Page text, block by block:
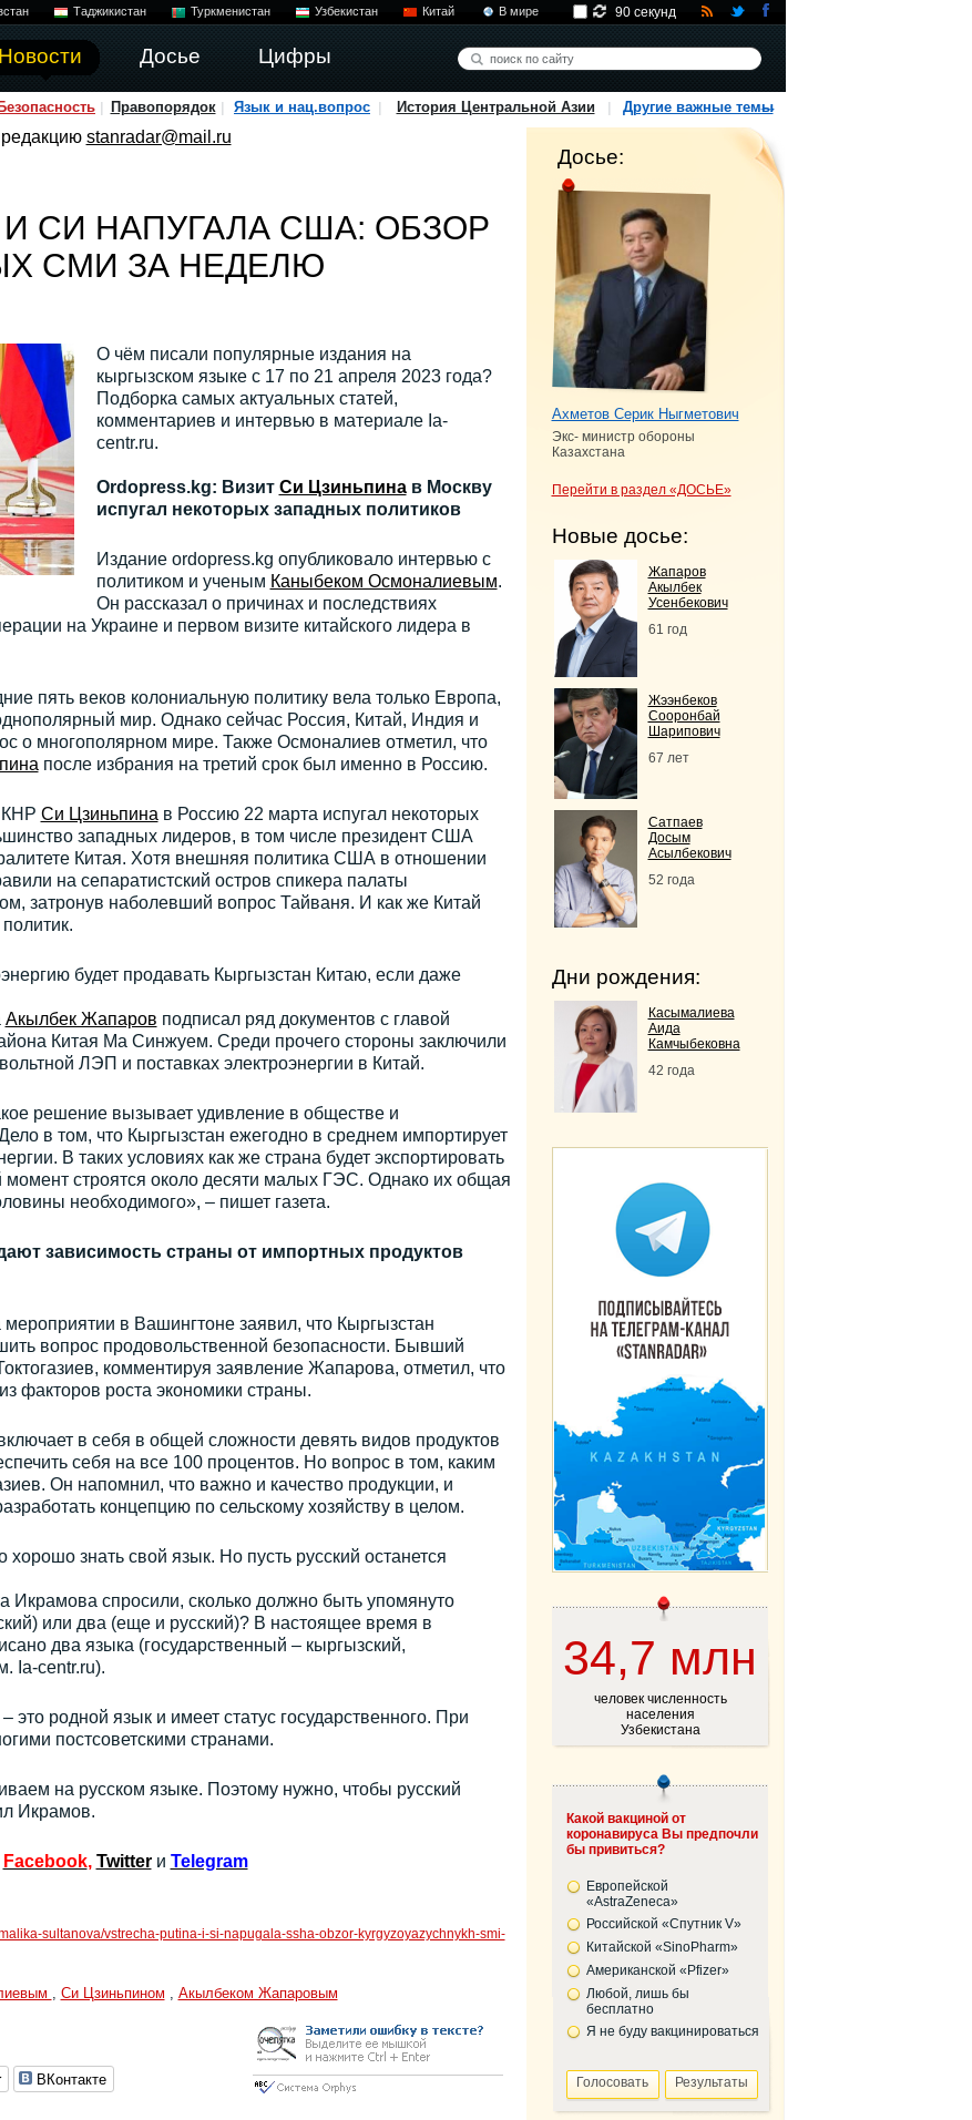
Таджикистан Туркменистан Узбекистан Китай В мире
Новости Досье Цифры
90 секунд
Безопасность Правопорядок Язык и нац.вопрос История Центральной Азии Другие важные темы
stanradar@mail.ru
СИ НАПУГАЛА США: ОБЗОР
СМИ ЗА НЕДЕЛЮ
О чём писали популярные издания на
кыргызском языке с 17 по 21 апреля 2023 года?
Подборка самых актуальных статей,
комментариев и интервью в материале Ia-
centr.ru.
Ordopress.kg: Визит Си Цзиньпинав Москву
испугал некоторых западных политиков
Издание ordopress.kg опубликовало интервью с
политиком и ученым Каныбеком Осмоналиевым.
Он рассказал о причинах и последствиях
на Украине и первом визите китайского лидера в
пять веков колониальную политику вела только Европа,
мир. Однако сейчас Россия, Китай, Индия и
о многополярном мире. Также Осмоналиев отметил, что
после избрания на третий срок был именно в Россию.
КНР Си Цзиньпина в Россию 22 марта испугал некоторых
западных лидеров, в том числе президент США
Китая. Хотя внешняя политика США в отношении
на сепаратистский остров спикера палаты
затронув наболевший вопрос Тайваня. И как же Китай
будет продавать Кыргызстан Китаю, если даже
Акылбек Жапаров подписал ряд документов с главой
Китая Ма Синжуем. Среди прочего стороны заключили
ЛЭП и поставках электроэнергии в Китай.
решение вызывает удивление в обществе и
в том, что Кыргызстан ежегодно в среднем импортирует
В таких условиях как же страна будет экспортировать
строятся около десяти малых ГЭС. Однако их общая
необходимого», – пишет газета.
зависимость страны от импортных продуктов
мероприятии в Вашингтоне заявил, что Кыргызстан
вопрос продовольственной безопасности. Бывший
комментируя заявление Жапарова, отметил, что
факторов роста экономики страны.
в себя в общей сложности девять видов продуктов
себя на все 100 процентов. Но вопрос в том, каким
Он напомнил, что важно и качество продукции, и
концепцию по сельскому хозяйству в целом.
знать свой язык. Но пусть русский останется
Икрамова спросили, сколько должно быть упомянуто
или два (еще и русский)? В настоящее время в
два языка (государственный – кыргызский,
Ia-centr.ru).
это родной язык и имеет статус государственного. При
постсоветскими странами.
на русском языке. Поэтому нужно, чтобы русский
Икрамов.
Facebook, Twitter и Telegram
sultanova/vstrecha-putina-i-si-napugala-ssha-obzor-kyrgyzoyazychnykh-smi-
, Си Цзиньпином , Акылбеком Жапаровым
ВКонтакте
Досье:
Ахметов Серик Ныгметович
Экс- министр обороны
Казахстана
Перейти в раздел «ДОСЬЕ»
Новые досье:
Жапаров
Акылбек
Усенбекович
61 год
Жээнбеков
Сооронбай
Шарипович
67 лет
Сатпаев
Досым
Асылбекович
52 года
Дни рождения:
Касымалиева
Аида
Камчыбековна
42 года
34,7 млн
человек численность
населения
Узбекистана
Какой вакциной от
коронавируса Вы предпочли
бы привиться?
Европейской
«AstraZeneca»
Российской «Спутник V»
Китайской «SinoPharm»
Американской «Pfizer»
Любой, лишь бы
бесплатно
Я не буду вакцинироваться